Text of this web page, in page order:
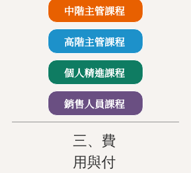
中階主管課程
高階主管課程
個人精進課程
銷售人員課程
三、費
用與付